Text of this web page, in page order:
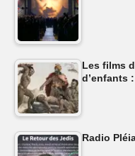
Les films
d’enfants
Radio